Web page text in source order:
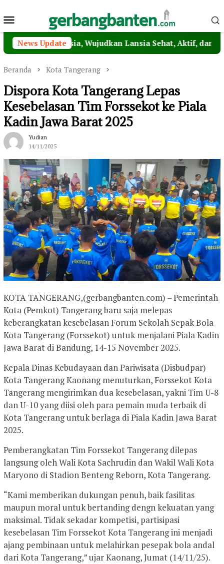
ke
Menu
Mobile
News Update
Lansia, Wujudkan Lansia Sehat, Aktif, dan Bahagia
Beranda Kota Tangerang
Dispora Kota Tangerang Lepas
Kesebelasan Tim Forssekot ke Piala
Kadin Jawa Barat 2025
Yudian
14/11/2025
KOTA TANGERANG,(gerbangbanten.com) – Pemerintah
Kota (Pemkot) Tangerang baru saja melepas
keberangkatan kesebelasan Forum Sekolah Sepak Bola
Kota Tangerang (Forssekot) untuk menjalani Piala Kadin
Jawa Barat di Bandung, 14-15 November 2025.
Kepala Dinas Kebudayaan dan Pariwisata (Disbudpar)
Kota Tangerang Kaonang menuturkan, Forssekot Kota
Tangerang mengirimkan dua kesebelasan, yakni Tim U-8
dan U-10 yang diisi oleh para pemain muda terbaik di
Kota Tangerang untuk berlaga di Piala Kadin Jawa Barat
2025.
Pemberangkatan Tim Forssekot Tangerang dilepas
langsung oleh Wali Kota Sachrudin dan Wakil Wali Kota
Maryono di Stadion Benteng Reborn, Kota Tangerang.
“Kami memberikan dukungan penuh, baik fasilitas
maupun moral untuk bertanding dengn kekuatan yang
maksimal. Tidak sekadar kompetisi, partisipasi
kesebelasan Tim Forssekot Kota Tangerang ini menjadi
ajang pembinaan untuk melahirkan pesepak bola andal
dari Kota Tangerang,” ujar Kaonang, Jumat (14/11/25).